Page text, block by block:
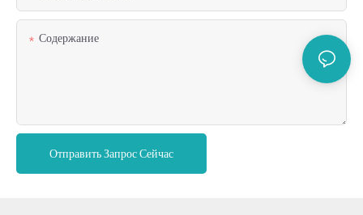
Содержание
Отправить Запрос Сейчас